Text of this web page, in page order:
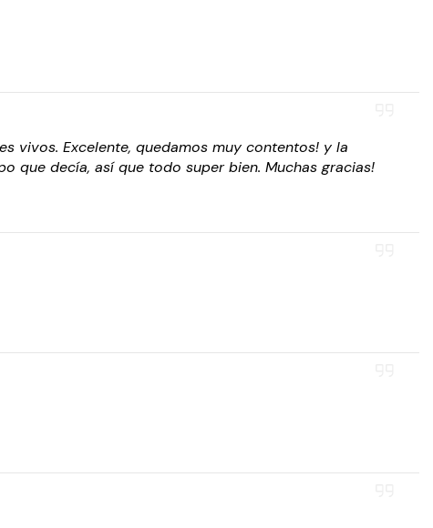
vivos. Excelente, quedamos muy contentos! y la
que decía, así que todo super bien. Muchas gracias!